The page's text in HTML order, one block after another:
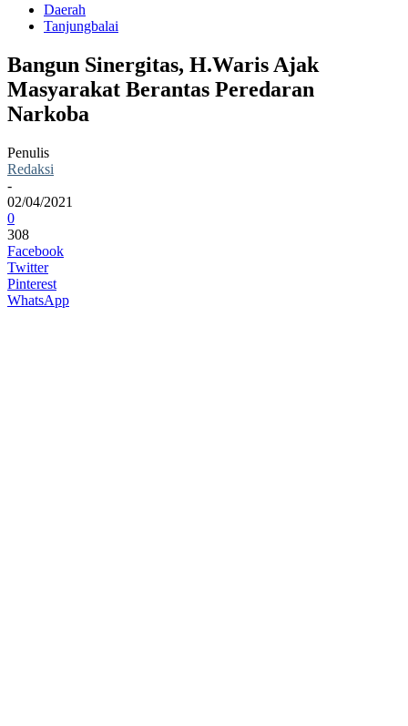
Daerah
Tanjungbalai
Bangun Sinergitas, H.Waris Ajak
Masyarakat Berantas Peredaran
Narkoba
Penulis
Redaksi
-
02/04/2021
0
308
Facebook
Twitter
Pinterest
WhatsApp